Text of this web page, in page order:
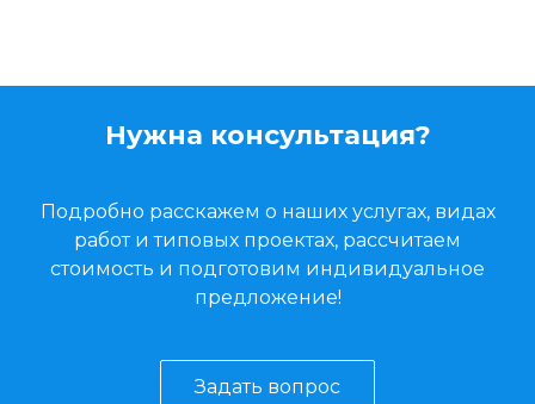
Нужна консультация?
Подробно расскажем о наших услугах, видах
работ и типовых проектах, рассчитаем
стоимость и подготовим индивидуальное
предложение!
Задать вопрос